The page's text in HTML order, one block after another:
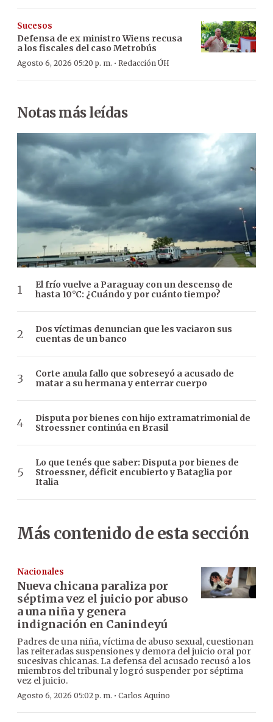
Sucesos
Defensa de ex ministro Wiens recusa
a los fiscales del caso Metrobús
Agosto 6, 2026 05:20 p. m. · Redacción ÚH
Notas más leídas
El frío vuelve a Paraguay con un descenso de
hasta 10°C: ¿Cuándo y por cuánto tiempo?
Dos víctimas denuncian que les vaciaron sus
cuentas de un banco
Corte anula fallo que sobreseyó a acusado de
matar a su hermana y enterrar cuerpo
Disputa por bienes con hijo extramatrimonial de
Stroessner continúa en Brasil
Lo que tenés que saber: Disputa por bienes de
Stroessner, déficit encubierto y Bataglia por
Italia
Más contenido de esta sección
Nacionales
Nueva chicana paraliza por
séptima vez el juicio por abuso
a una niña y genera
indignación en Canindeyú
Padres de una niña, víctima de abuso sexual, cuestionan
las reiteradas suspensiones y demora del juicio oral por
sucesivas chicanas. La defensa del acusado recusó a los
miembros del tribunal y logró suspender por séptima
vez el juicio.
Agosto 6, 2026 05:02 p. m. · Carlos Aquino